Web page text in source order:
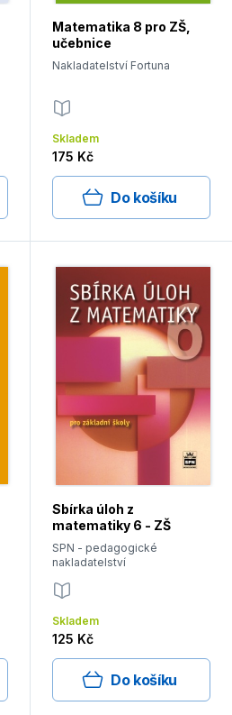
Matematika 8 pro ZŠ,
učebnice
Nakladatelství Fortuna
Skladem
175 Kč
Do košíku
Sbírka úloh z
matematiky 6 - ZŠ
SPN - pedagogické
nakladatelství
Skladem
125 Kč
Do košíku